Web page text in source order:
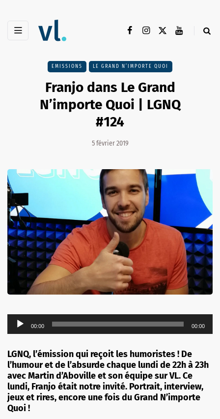
EMISSIONS LE GRAND N’IMPORTE QUOI
Franjo dans Le Grand
N’importe Quoi | LGNQ
#124
5 février 2019
Lecteur
audio
00:00 00:00
LGNQ, l’émission qui reçoit les humoristes ! De
l’humour et de l’absurde chaque lundi de 22h à 23h
avec Martin d’Aboville et son équipe sur VL. Ce
lundi, Franjo était notre invité. Portrait, interview,
jeux et rires, encore une fois du Grand N’importe
Quoi !